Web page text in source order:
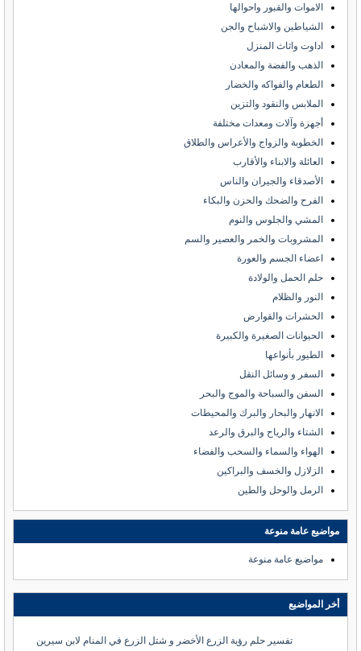
الاموات والقبور واحوالها
الشياطين والاشباح والجن
اداوت واثاث المنزل
الذهب والفضة والمعادن
الطعام والفواكه والخضار
الملابس والنقود والتزين
أجهزة وآلات ومعدات مختلفة
الخطوبة والزواج والأعراس والطلاق
العائلة والابناء والأقارب
الأصدقاء والجيران والناس
الفرح والضحك والحزن والبكاء
المشي والجلوس والنوم
المشروبات والخمر والعصير والسم
اعضاء الجسم والعورة
حلم الحمل والولادة
النور والظلام
الحشرات والقوارض
الحيوانات الصغيرة والكبيرة
الطيور بأنواعها
السفر و وسائل النقل
السفن والسباحة والموج والبحر
الانهار والبحار والبرك والمحيطات
الشتاء والرياح والبرق والرعد
الهواء والسماء والسحب والفضاء
الزلازل والخسف والبراكين
الرمل والوحل والطين
مواضيع عامة منوعة
مواضيع عامة منوعة
أخر المواضيع
تفسير حلم رؤية الزرع الأخضر و شتل الزرع في المنام لابن سيرين